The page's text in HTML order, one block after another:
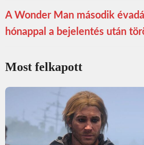
A Wonder Man második
hónappal a bejelentés után
Most felkapott